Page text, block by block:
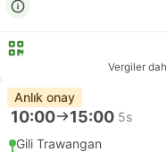
Vergiler
Anlık onay
10:00 15:00 5s
Gili Trawangan